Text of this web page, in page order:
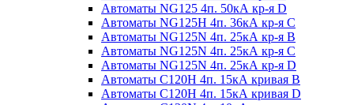
Автоматы NG125 4п. 50кА кр-я D
Автоматы NG125H 4п. 36кА кр-я C
Автоматы NG125N 4п. 25кА кр-я B
Автоматы NG125N 4п. 25кА кр-я C
Автоматы NG125N 4п. 25кА кр-я D
Автоматы С120H 4п. 15кА кривая B
Автоматы С120H 4п. 15кА кривая D